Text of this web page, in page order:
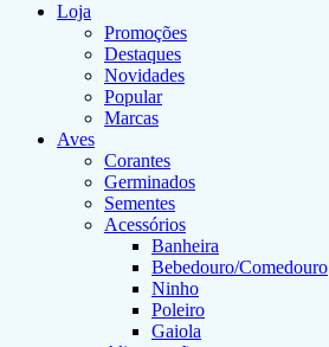
Loja
Promoções
Destaques
Novidades
Popular
Marcas
Aves
Corantes
Germinados
Sementes
Acessórios
Banheira
Bebedouro/Comedouro
Ninho
Poleiro
Gaiola